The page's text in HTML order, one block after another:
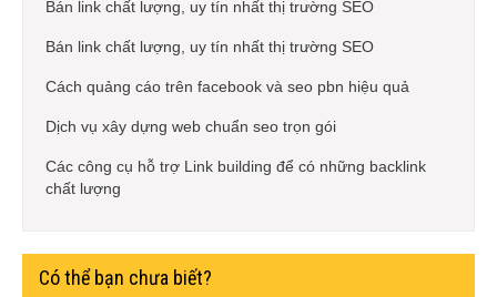
Bán link chất lượng, uy tín nhất thị trường SEO
Bán link chất lượng, uy tín nhất thị trường SEO
Cách quảng cáo trên facebook và seo pbn hiệu quả
Dịch vụ xây dựng web chuẩn seo trọn gói
Các công cụ hỗ trợ Link building để có những backlink
chất lượng
Có thể bạn chưa biết?